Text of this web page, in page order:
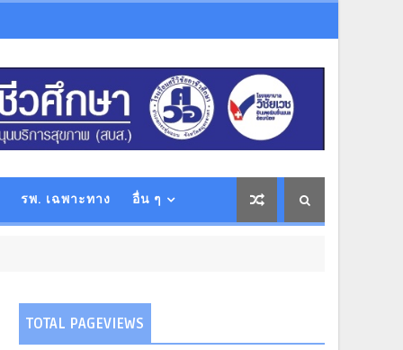
รพ. เฉพาะทาง อื่น ๆ
TOTAL PAGEVIEWS